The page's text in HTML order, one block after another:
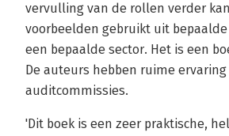
vervulling van de rollen verder
voorbeelden gebruikt uit
een bepaalde sector. Het is een
De auteurs hebben ruime
auditcommissies.
'Dit boek is een zeer praktische,